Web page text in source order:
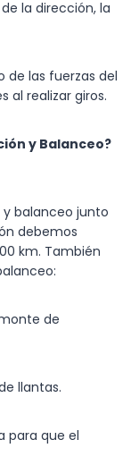
la dirección, la
de las fuerzas del
al realizar giros.
y Balanceo?
y balanceo junto
debemos
km. También
de
llantas.
para que el